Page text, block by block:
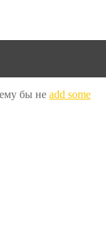
бы не add some